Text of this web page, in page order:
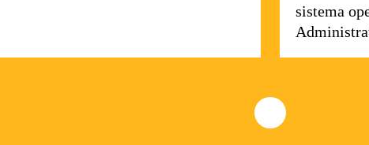
sistema